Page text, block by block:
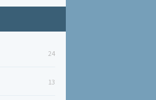
24
13